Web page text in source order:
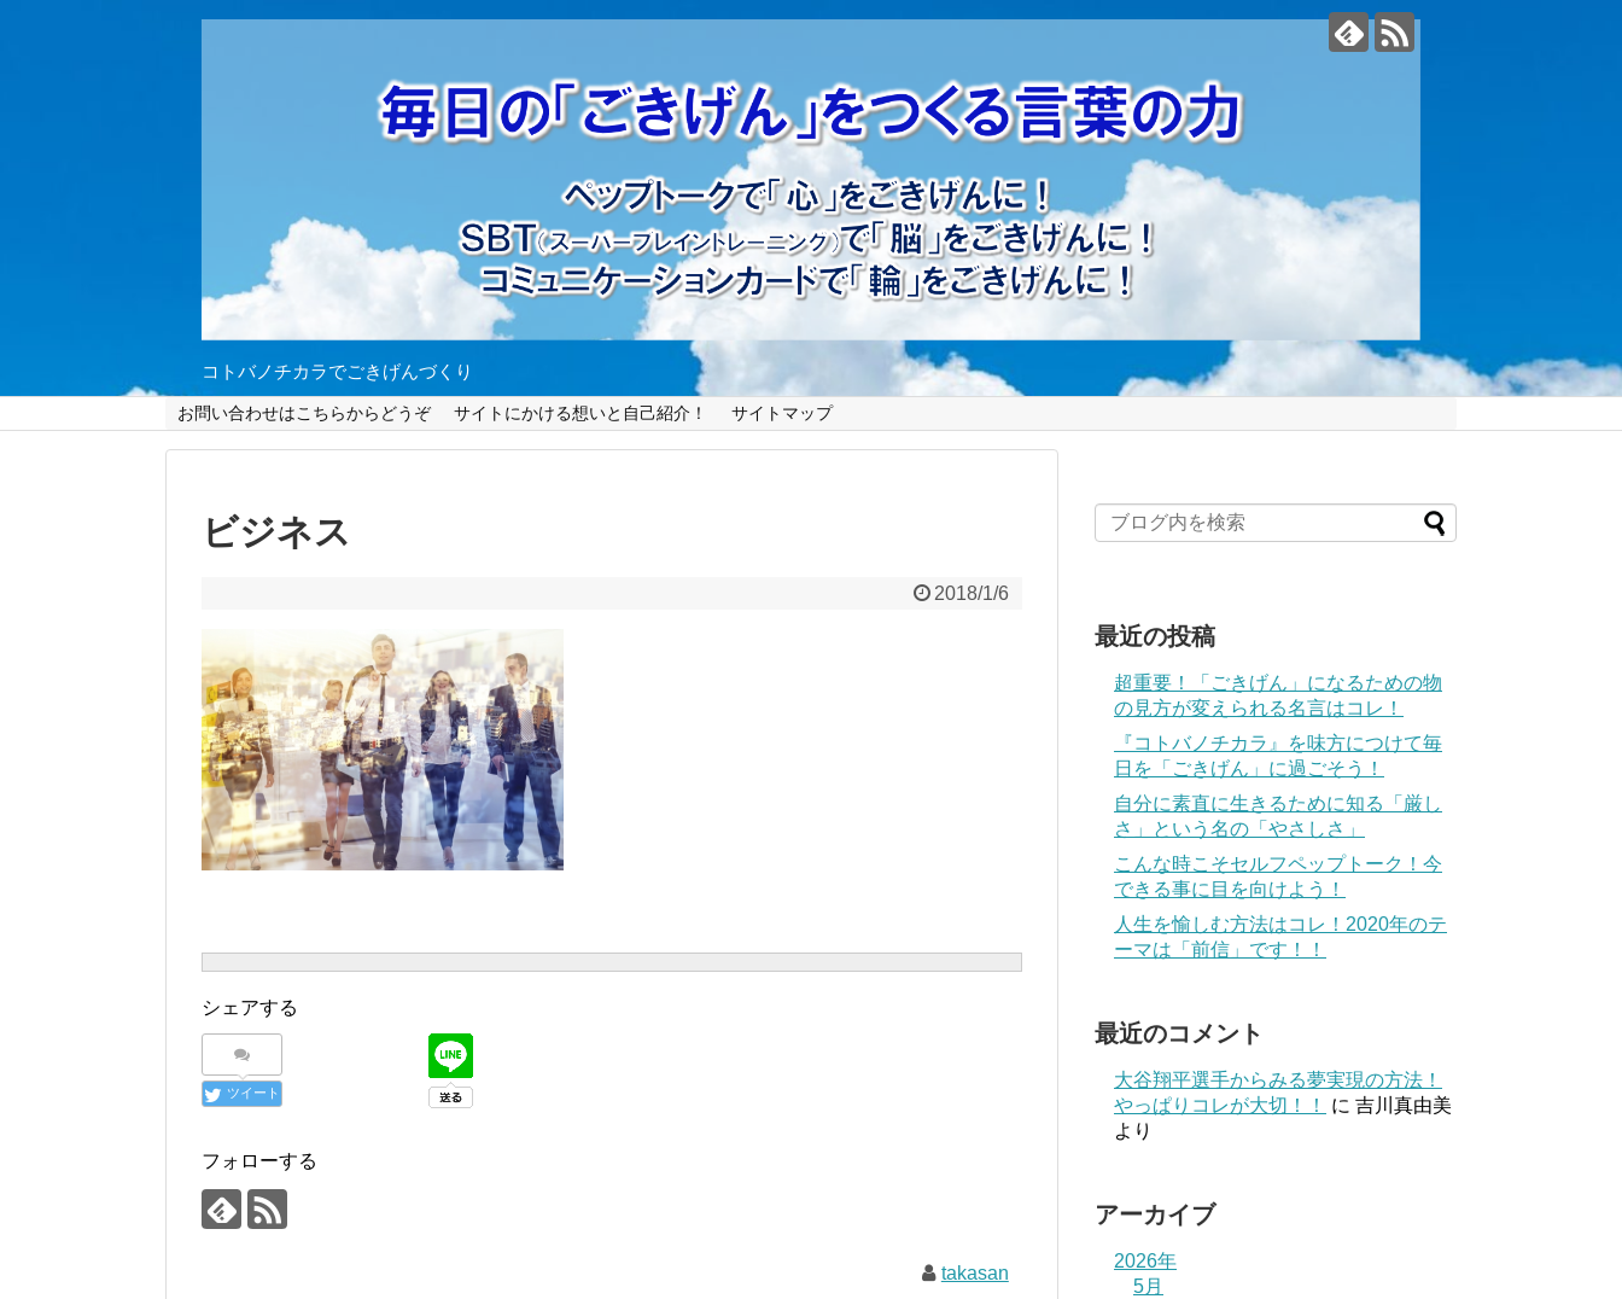
コトバノチカラでごきげんづくり
お問い合わせはこちらからどうぞ サイトにかける想いと自己紹介！ サイトマップ
ビジネス
2018/1/6
シェアする
ツイート
フォローする
takasan
最近の投稿
超重要！「ごきげん」になるための物
の見方が変えられる名言はコレ！
『コトバノチカラ』を味方につけて毎
日を「ごきげん」に過ごそう！
自分に素直に生きるために知る「厳し
さ」という名の「やさしさ」
こんな時こそセルフペップトーク！今
できる事に目を向けよう！
人生を愉しむ方法はコレ！2020年のテ
ーマは「前信」です！！
最近のコメント
大谷翔平選手からみる夢実現の方法！
やっぱりコレが大切！！
に 吉川真由美
より
アーカイブ
2026年
5月